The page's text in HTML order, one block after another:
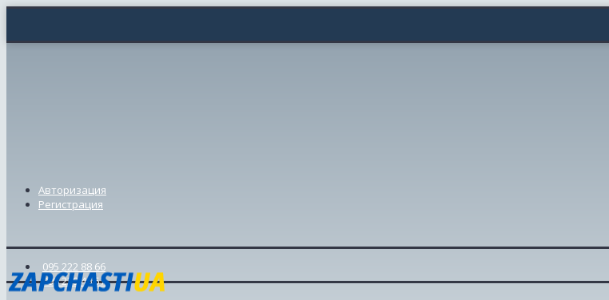
Авторизация
Регистрация
095 222 88 66
098 239 46 57